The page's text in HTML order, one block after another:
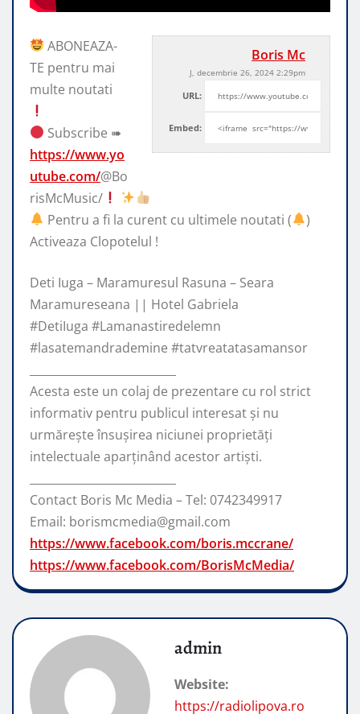
Boris Mc
J, decembrie 26, 2024 2:29pm
URL:
Embed:
ABONEAZA-
TE pentru mai
multe noutati
Subscribe ➠
https://www.yo
utube.com/@Bo
risMcMusic/
Pentru a fi la curent cu ultimele noutati (
)
Activeaza Clopotelul !
Deti Iuga – Maramuresul Rasuna – Seara
Maramureseana || Hotel Gabriela
#DetiIuga #Lamanastiredelemn
#lasatemandrademine #tatvreatatasamansor
Acesta este un colaj de prezentare cu rol strict
informativ pentru publicul interesat și nu
urmărește însușirea niciunei proprietăți
intelectuale aparținând acestor artiști.
Contact Boris Mc Media – Tel: 0742349917
Email: borismcmedia@gmail.com
https://www.facebook.com/boris.mccrane/
https://www.facebook.com/BorisMcMedia/
admin
Website:
https://radiolipova.ro